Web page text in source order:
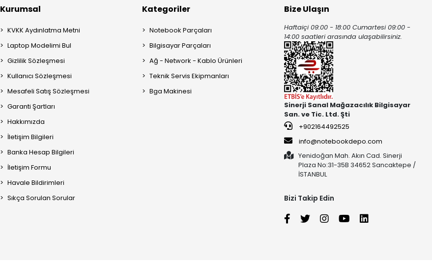
Kurumsal
KVKK Aydınlatma Metni
Laptop Modelimi Bul
Gizlilik Sözleşmesi
Kullanıcı Sözleşmesi
Mesafeli Satış Sözleşmesi
Garanti Şartları
Hakkımızda
İletişim Bilgileri
Banka Hesap Bilgileri
İletişim Formu
Havale Bildirimleri
Sıkça Sorulan Sorular
Kategoriler
Notebook Parçaları
Bilgisayar Parçaları
Ağ - Network - Kablo Ürünleri
Teknik Servis Ekipmanları
Bga Makinesi
Bize Ulaşın
Haftaiçi 09:00 - 18:00 Cumartesi 09:00 -
14:00 saatleri arasında ulaşabilirsiniz.
Sinerji Sanal Mağazacılık Bilgisayar
San. ve Tic. Ltd. Şti
+902164492525
info@notebookdepo.com
Yenidoğan Mah. Akın Cad. Sinerji
Plaza No:31-35B 34652 Sancaktepe /
İSTANBUL
Bizi Takip Edin